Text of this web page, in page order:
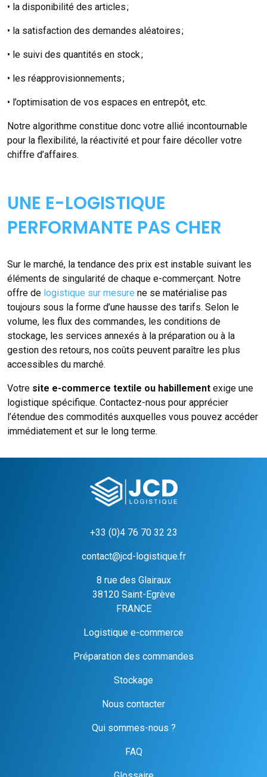
• la disponibilité des articles ;
• la satisfaction des demandes aléatoires ;
• le suivi des quantités en stock ;
• les réapprovisionnements ;
• l’optimisation de vos espaces en entrepôt, etc.
Notre algorithme constitue donc votre allié incontournable
pour la flexibilité, la réactivité et pour faire décoller votre
chiffre d’affaires.
UNE E-LOGISTIQUE
PERFORMANTE PAS CHER
Sur le marché, la tendance des prix est instable suivant les
éléments de singularité de chaque e-commerçant. Notre
offre de logistique sur mesure ne se matérialise pas
toujours sous la forme d’une hausse des tarifs. Selon le
volume, les flux des commandes, les conditions de
stockage, les services annexés à la préparation ou à la
gestion des retours, nos coûts peuvent paraître les plus
accessibles du marché.
Votre site e-commerce textile ou habillement exige une
logistique spécifique. Contactez-nous pour apprécier
l’étendue des commodités auxquelles vous pouvez accéder
immédiatement et sur le long terme.
+33 (0)4 76 70 32 23
contact@jcd-logistique.fr
8 rue des Glairaux
38120 Saint-Egrève
FRANCE
Logistique e-commerce
Préparation des commandes
Stockage
Nous contacter
Qui sommes-nous ?
FAQ